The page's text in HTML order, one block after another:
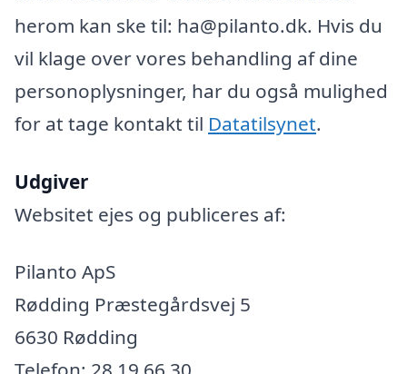
herom kan ske til: ha@pilanto.dk. Hvis du
vil klage over vores behandling af dine
personoplysninger, har du også mulighed
for at tage kontakt til Datatilsynet.
Udgiver
Websitet ejes og publiceres af:
Pilanto ApS
Rødding Præstegårdsvej 5
6630 Rødding